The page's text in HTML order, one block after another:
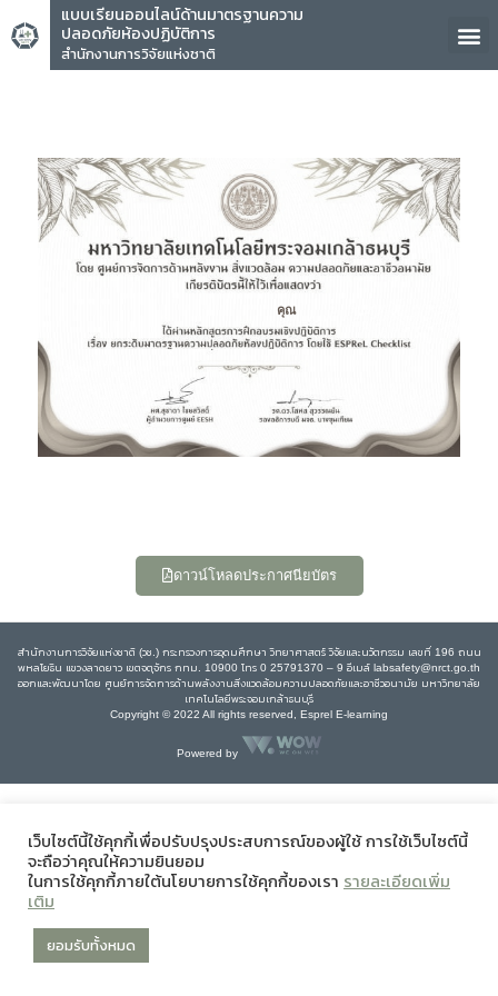
แบบเรียนออนไลน์ด้านมาตรฐานความ
ปลอดภัยห้องปฏิบัติการ
สำนักงานการวิจัยแห่งชาติ
คุณ
ดาวน์โหลดประกาศนียบัตร
สำนักงานการวิจัยแห่งชาติ (วช.) กระทรวงการอุดมศึกษา วิทยาศาสตร์ วิจัยและนวัตกรรม เลขที่ 196 ถนน
พหลโยธิน แขวงลาดยาว เขตจตุจักร กทม. 10900 โทร 0 25791370 – 9 อีเมล์ labsafety@nrct.go.th
ออกและพัฒนาโดย ศูนย์การจัดการด้านพลังงานสิ่งแวดล้อมความปลอดภัยและอาชีวอนามัย มหาวิทยาลัย
เทคโนโลยีพระจอมเกล้าธนบุรี
Copyright © 2022 All rights reserved, Esprel E-learning
Powered by
เว็บไซต์นี้ใช้คุกกี้เพื่อปรับปรุงประสบการณ์ของผู้ใช้ การใช้เว็บไซต์นี้
จะถือว่าคุณให้ความยินยอม
ในการใช้คุกกี้ภายใต้นโยบายการใช้คุกกี้ของเรา รายละเอียดเพิ่ม
เติม
ยอมรับทั้งหมด